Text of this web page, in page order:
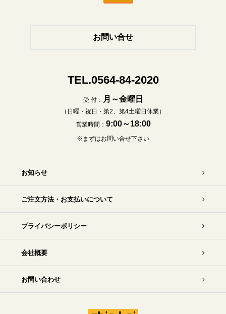
お問い合せ
TEL.0564-84-2020
受 付： 月～金曜日
（日曜・祝日・第2、第4土曜日休業）
営業時間： 9:00～18:00
※まずはお問い合せ下さい
お知らせ
ご注文方法・お支払いについて
プライバシーポリシー
会社概要
お問い合わせ